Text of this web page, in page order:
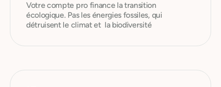
Votre compte pro finance la transition
écologique. Pas les énergies fossiles, qui
détruisent le climat et la biodiversité